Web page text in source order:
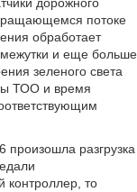
потоке
обработает
и еще больше
зеленого света
ТОО и время
произошла разгрузка
то